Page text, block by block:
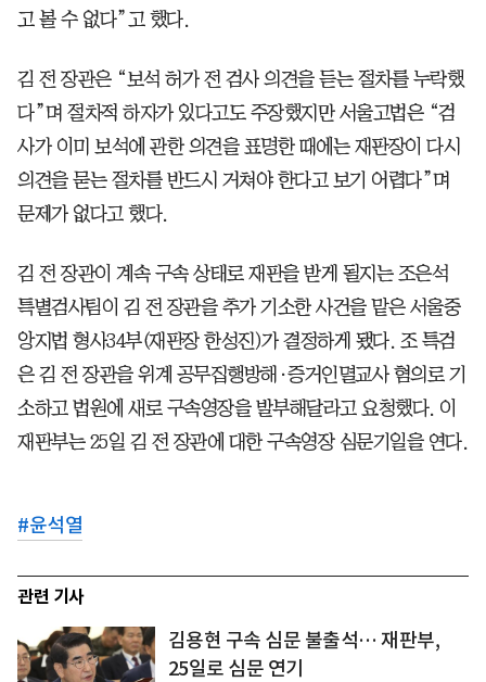
고 볼 수 없다”고 했다.
김 전 장관은 “보석 허가 전 검사 의견을 듣는 절차를 누락했
다”며 절차적 하자가 있다고도 주장했지만 서울고법은 “검
사가 이미 보석에 관한 의견을 표명한 때에는 재판장이 다시
의견을 묻는 절차를 반드시 거쳐야 한다고 보기 어렵다”며
문제가 없다고 했다.
김 전 장관이 계속 구속 상태로 재판을 받게 될지는 조은석
특별검사팀이 김 전 장관을 추가 기소한 사건을 맡은 서울중
앙지법 형사34부(재판장 한성진)가 결정하게 됐다. 조 특검
은 김 전 장관을 위계 공무집행방해·증거인멸교사 혐의로 기
소하고 법원에 새로 구속영장을 발부해달라고 요청했다. 이
재판부는 25일 김 전 장관에 대한 구속영장 심문기일을 연다.
#윤석열
관련 기사
김용현 구속 심문 불출석… 재판부,
25일로 심문 연기